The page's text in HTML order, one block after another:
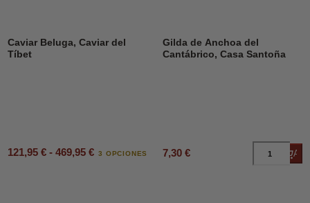
Caviar Beluga, Caviar del
Tíbet
121,95 € - 469,95 € 3 OPCIONES
Gilda de Anchoa del
Cantábrico, Casa Santoña
7,30 €